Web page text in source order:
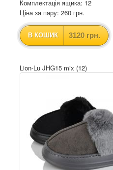
Комплектація ящика: 12
Ціна за пару: 260 грн.
В КОШИК 3120 грн.
Lion-Lu JHG15 mix (12)